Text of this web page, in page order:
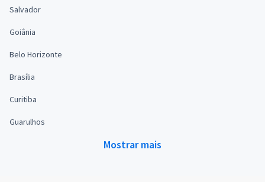
Salvador
Goiânia
Belo Horizonte
Brasília
Curitiba
Guarulhos
Mostrar mais